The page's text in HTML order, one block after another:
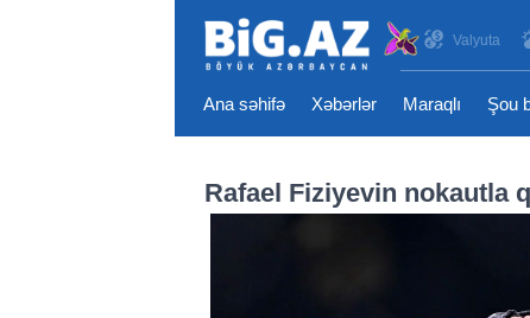
Valyuta
Ana səhifə Xəbərlər Maraqlı Şou
Rafael Fiziyevin nokautla